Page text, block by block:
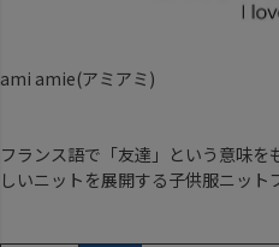
ami amie(アミアミ)
フランス語で「友達」という意味
しいニットを展開する子供服ニット